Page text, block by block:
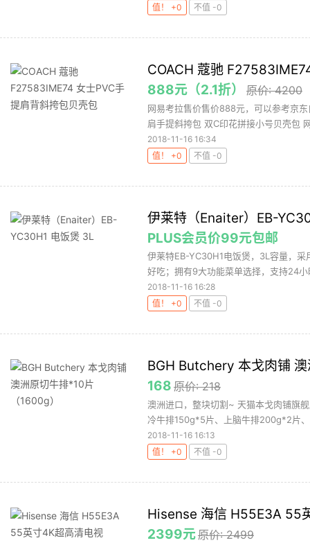
值！ +0
不值 -0
COACH 蔻驰
888元（2.1折）
原价: 4200
网易考拉售价售价888元，可以参考京
肩手提斜挎包 双C印花拼接小号贝壳包
2018-11-16 16:34
值！ +0
不值 -0
伊莱特（Enaiter）EB-
PLUS会员价99元包邮
伊莱特EB-YC30H1电饭煲，3L容量，
好吃；拥有9大功能菜单选择，支持24
2018-11-16 16:28
值！ +0
不值 -0
BGH Butchery 本戈肉铺
168 原价: 218
澳洲进口，整块切割~ 天猫本戈肉铺旗
冷牛排150g*5片、上脑牛排200g*2片
2018-11-16 16:13
值！ +0
不值 -0
Hisense 海信 H55E3A 55
2399元原价: 2499